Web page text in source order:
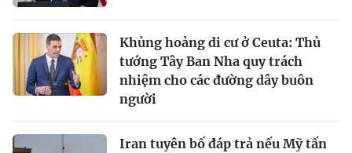
Khủng hoảng di cư ở Ceuta: Thủ
tướng Tây Ban Nha quy trách
nhiệm cho các đường dây buôn
người
Iran tuyên bố đáp trả nếu Mỹ tấn